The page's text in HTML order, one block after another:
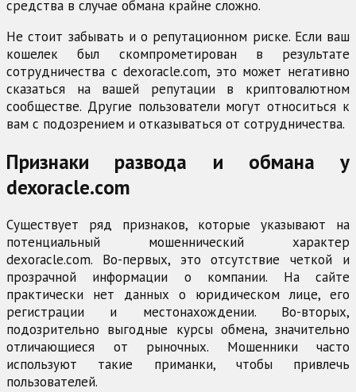
средства в случае обмана крайне сложно.
Не стоит забывать и о репутационном риске. Если ваш
кошелек был скомпрометирован в результате
сотрудничества с dexoracle.com, это может негативно
сказаться на вашей репутации в криптовалютном
сообществе. Другие пользователи могут относиться к
вам с подозрением и отказываться от сотрудничества.
Признаки развода и обмана у
dexoracle.com
Существует ряд признаков, которые указывают на
потенциальный мошеннический характер
dexoracle.com. Во-первых, это отсутствие четкой и
прозрачной информации о компании. На сайте
практически нет данных о юридическом лице, его
регистрации и местонахождении. Во-вторых,
подозрительно выгодные курсы обмена, значительно
отличающиеся от рыночных. Мошенники часто
используют такие приманки, чтобы привлечь
пользователей.